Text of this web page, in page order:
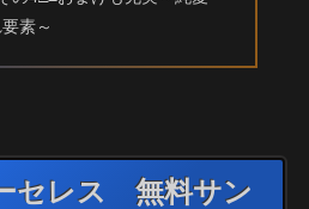
素～
セレス 無料サン